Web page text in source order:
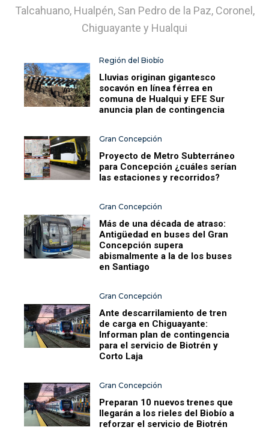
Talcahuano, Hualpén, San Pedro de la Paz, Coronel,
Chiguayante y Hualqui
Región del Biobío
Lluvias originan gigantesco
socavón en línea férrea en
comuna de Hualqui y EFE Sur
anuncia plan de contingencia
Gran Concepción
Proyecto de Metro Subterráneo
para Concepción ¿cuáles serían
las estaciones y recorridos?
Gran Concepción
Más de una década de atraso:
Antigüedad en buses del Gran
Concepción supera
abismalmente a la de los buses
en Santiago
Gran Concepción
Ante descarrilamiento de tren
de carga en Chiguayante:
Informan plan de contingencia
para el servicio de Biotrén y
Corto Laja
Gran Concepción
Preparan 10 nuevos trenes que
llegarán a los rieles del Biobío a
reforzar el servicio de Biotrén